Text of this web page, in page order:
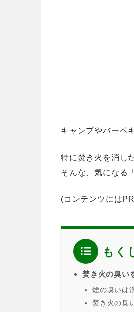
キャンプやバーベ
特に焚き火を消し
そんな、気になる
(コンテンツには
もく
焚き火の臭い
煙の臭いは
焚き火の臭